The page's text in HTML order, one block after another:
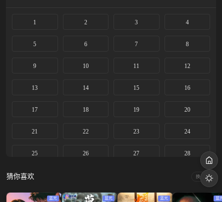
1 2 3 4
5 6 7 8
9 10 11 12
13 14 15 16
17 18 19 20
21 22 23 24
25 26 27 28
猜你喜欢 换一换
蓝光 蓝光 蓝光 蓝